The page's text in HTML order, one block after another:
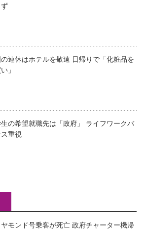
連休はホテルを敬遠 日帰りで「化粧品を
」
生の希望就職先は「政府」 ライフワークバ
重視
ヤモンド号乗客が死亡 政府チャーター機帰